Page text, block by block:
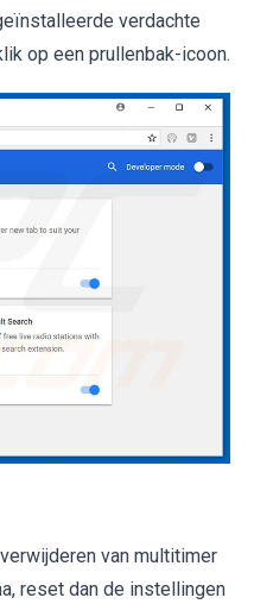
verdachte
op een prullenbak-icoon.
van multitimer
reset dan de instellingen